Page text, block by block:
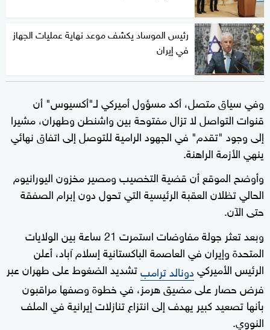
رئيس الموساد يكشف موعد نهاية عمليات الجهاز
في إيران
وفي سياق متصل، أكد مسؤول أميركي لـ"أكسيوس" أن
قنوات التواصل لا تزال مفتوحة بين واشنطن وطهران، مشيرا
إلى وجود "تقدم" في الجهود الرامية للتوصل إلى اتفاق نهائي
ينهي الأزمة الراهنة.
وأوضح الموقع أن قضية التخصيب ومصير مخزون اليورانيوم
الحالي تظلان العقبة الرئيسية التي تحول دون إبرام الصفقة
حتى الآن.
وبعد تعثر جولة مفاوضات استمرت 21 ساعة بين الولايات
المتحدة وإيران في العاصمة الباكستانية إسلام آباد، أعلن
الرئيس الأميركيدونالد ترامبتشديد الضغوط على طهران عبر
فرض حصار على مضيق هرمز، في خطوة وصفها مراقبون
بأنها تصعيد كبير يهدف إلى انتزاع تنازلات إيرانية في الملف
النووي.